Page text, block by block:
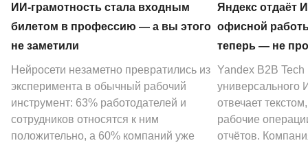
ИИ-грамотность стала входным
билетом в профессию — а вы этого
не заметили
Нейросети незаметно превратились из
эксперимента в обычный рабочий
инструмент: 63% работодателей и
сотрудников относятся к ним
положительно, а 60% компаний уже
Яндекс отдаёт
офисной
теперь — не
Yandex B2B Tech
универсального
отвечает
рабочие
отчётов.